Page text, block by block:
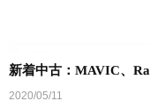
新着中古：MAVIC、
2020/05/11